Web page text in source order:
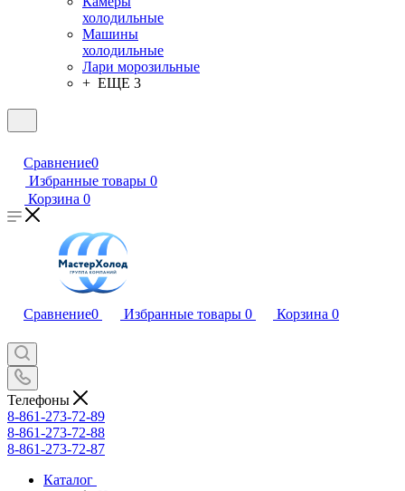
холодильные
Машины
холодильные
Лари морозильные
+ ЕЩЕ 3
Сравнение0
Избранные товары 0
Корзина 0
Сравнение0 Избранные товары 0 Корзина 0
Телефоны
8-861-273-72-89
8-861-273-72-88
8-861-273-72-87
Каталог